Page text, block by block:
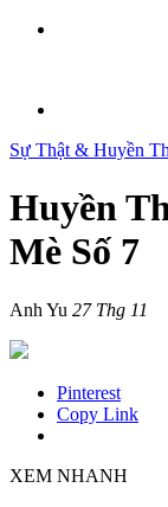
Sự Thật & Huyền
Huyền
Mè Số 7
Anh Yu 27 Thg 11
Pinterest
Copy Link
XEM NHANH